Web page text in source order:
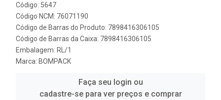
Código: 5647
Código NCM: 76071190
Código de Barras do Produto: 7898416306105
Código de Barras da Caixa: 7898416306105
Embalagem: RL/1
Marca: BOMPACK
Faça seu login ou
cadastre-se para ver preços e comprar